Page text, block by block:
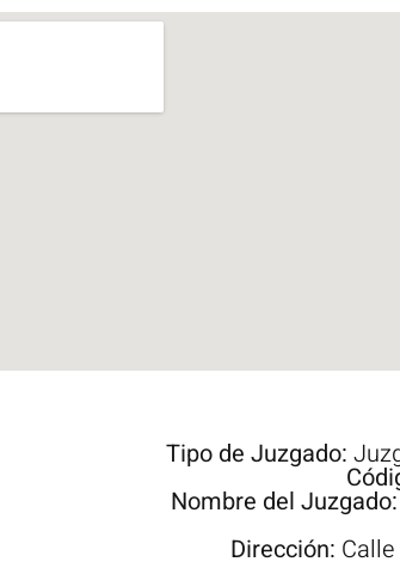
Tipo de Juzgado:
Nombre del
Dirección: Calle